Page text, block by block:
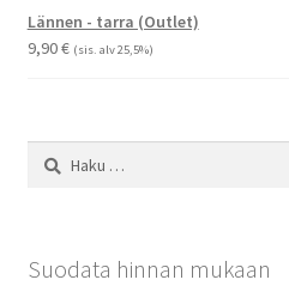
-
Lännen - tarra (Outlet)
9,90€ (sis. alv 25,5%)
Haku:
Suodata hinnan mukaan